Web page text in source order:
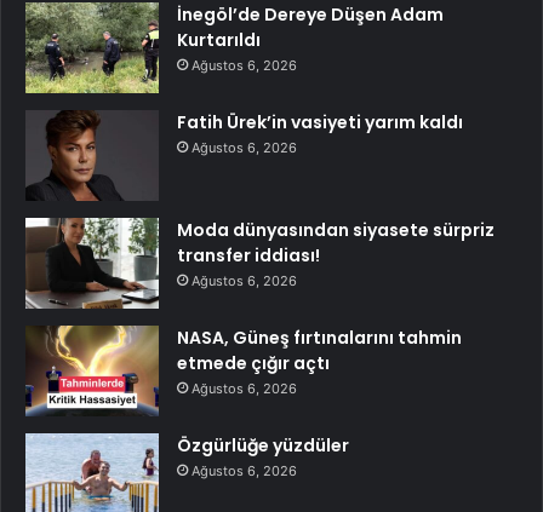
İnegöl’de Dereye Düşen Adam
Kurtarıldı
Ağustos 6, 2026
Fatih Ürek’in vasiyeti yarım kaldı
Ağustos 6, 2026
Moda dünyasından siyasete sürpriz
transfer iddiası!
Ağustos 6, 2026
NASA, Güneş fırtınalarını tahmin
etmede çığır açtı
Ağustos 6, 2026
Özgürlüğe yüzdüler
Ağustos 6, 2026